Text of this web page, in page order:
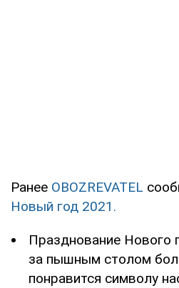
Ранее OBOZREVATEL
Новый год 2021.
Празднование Нового
за пышным столом
понравится символу